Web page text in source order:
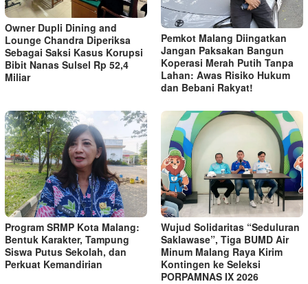
Owner Dupli Dining and
Lounge Chandra Diperiksa
Sebagai Saksi Kasus Korupsi
Bibit Nanas Sulsel Rp 52,4
Miliar
Pemkot Malang Diingatkan
Jangan Paksakan Bangun
Koperasi Merah Putih Tanpa
Lahan: Awas Risiko Hukum
dan Bebani Rakyat!
Program SRMP Kota Malang:
Bentuk Karakter, Tampung
Siswa Putus Sekolah, dan
Perkuat Kemandirian
Wujud Solidaritas “Seduluran
Saklawase”, Tiga BUMD Air
Minum Malang Raya Kirim
Kontingen ke Seleksi
PORPAMNAS IX 2026